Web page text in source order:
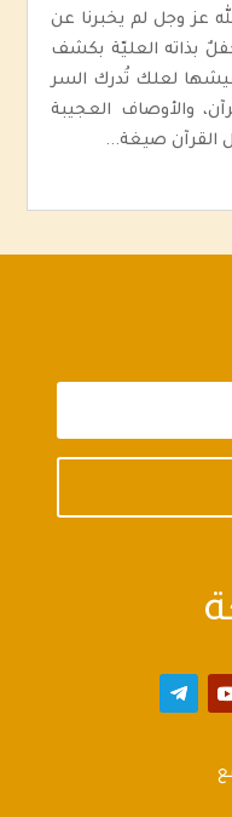
عز وجل لم يخبرنا عن
بذاته العليّة بكشف
لعلك تُدرك السر
والأوصاف العجيبة
القرآن صيغة...